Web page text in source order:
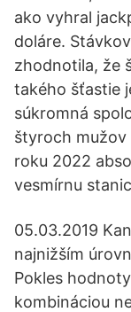
ako vyhral
doláre.
zhodnotila, že
takého šťastie
súkromná
štyroch mužov
roku 2022
vesmírnu
05.03.2019
najnižším
Pokles
kombináciou